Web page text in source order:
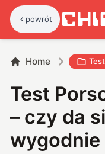
powrót
Home
Test
– czy da
wygodnie